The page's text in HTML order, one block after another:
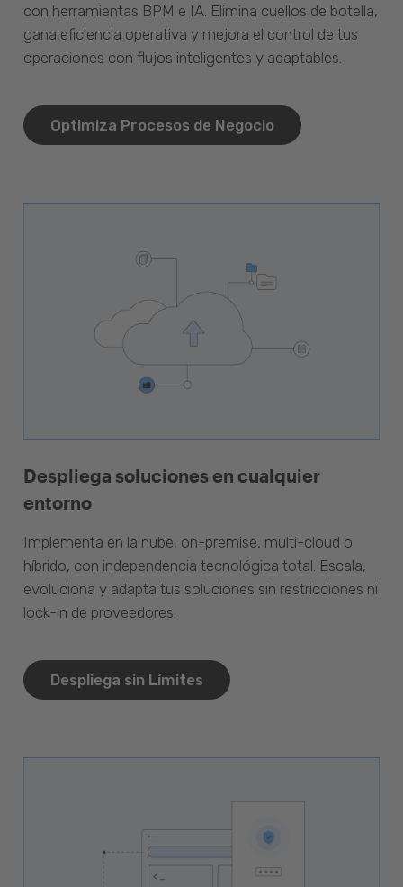
con herramientas BPM e IA. Elimina cuellos de botella,
gana eficiencia operativa y mejora el control de tus
operaciones con flujos inteligentes y adaptables.
Optimiza Procesos de Negocio
Despliega soluciones en cualquier
entorno
Implementa en la nube, on-premise, multi-cloud o
híbrido, con independencia tecnológica total. Escala,
evoluciona y adapta tus soluciones sin restricciones ni
lock-in de proveedores.
Despliega sin Límites